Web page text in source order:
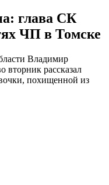
глава СК
ЧП в Томске
Владимир
вторник рассказал
похищенной из